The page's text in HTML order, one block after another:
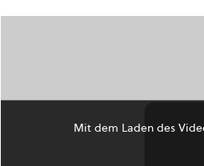
Mit dem Laden des